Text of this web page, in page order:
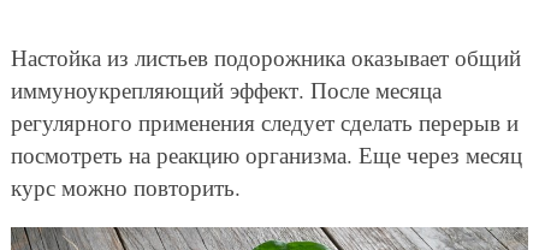
Настойка из листьев подорожника оказывает общий
иммуноукрепляющий эффект. После месяца
регулярного применения следует сделать перерыв и
посмотреть на реакцию организма. Еще через месяц
курс можно повторить.